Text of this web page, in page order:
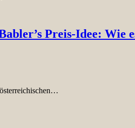
Preis-Idee: Wie